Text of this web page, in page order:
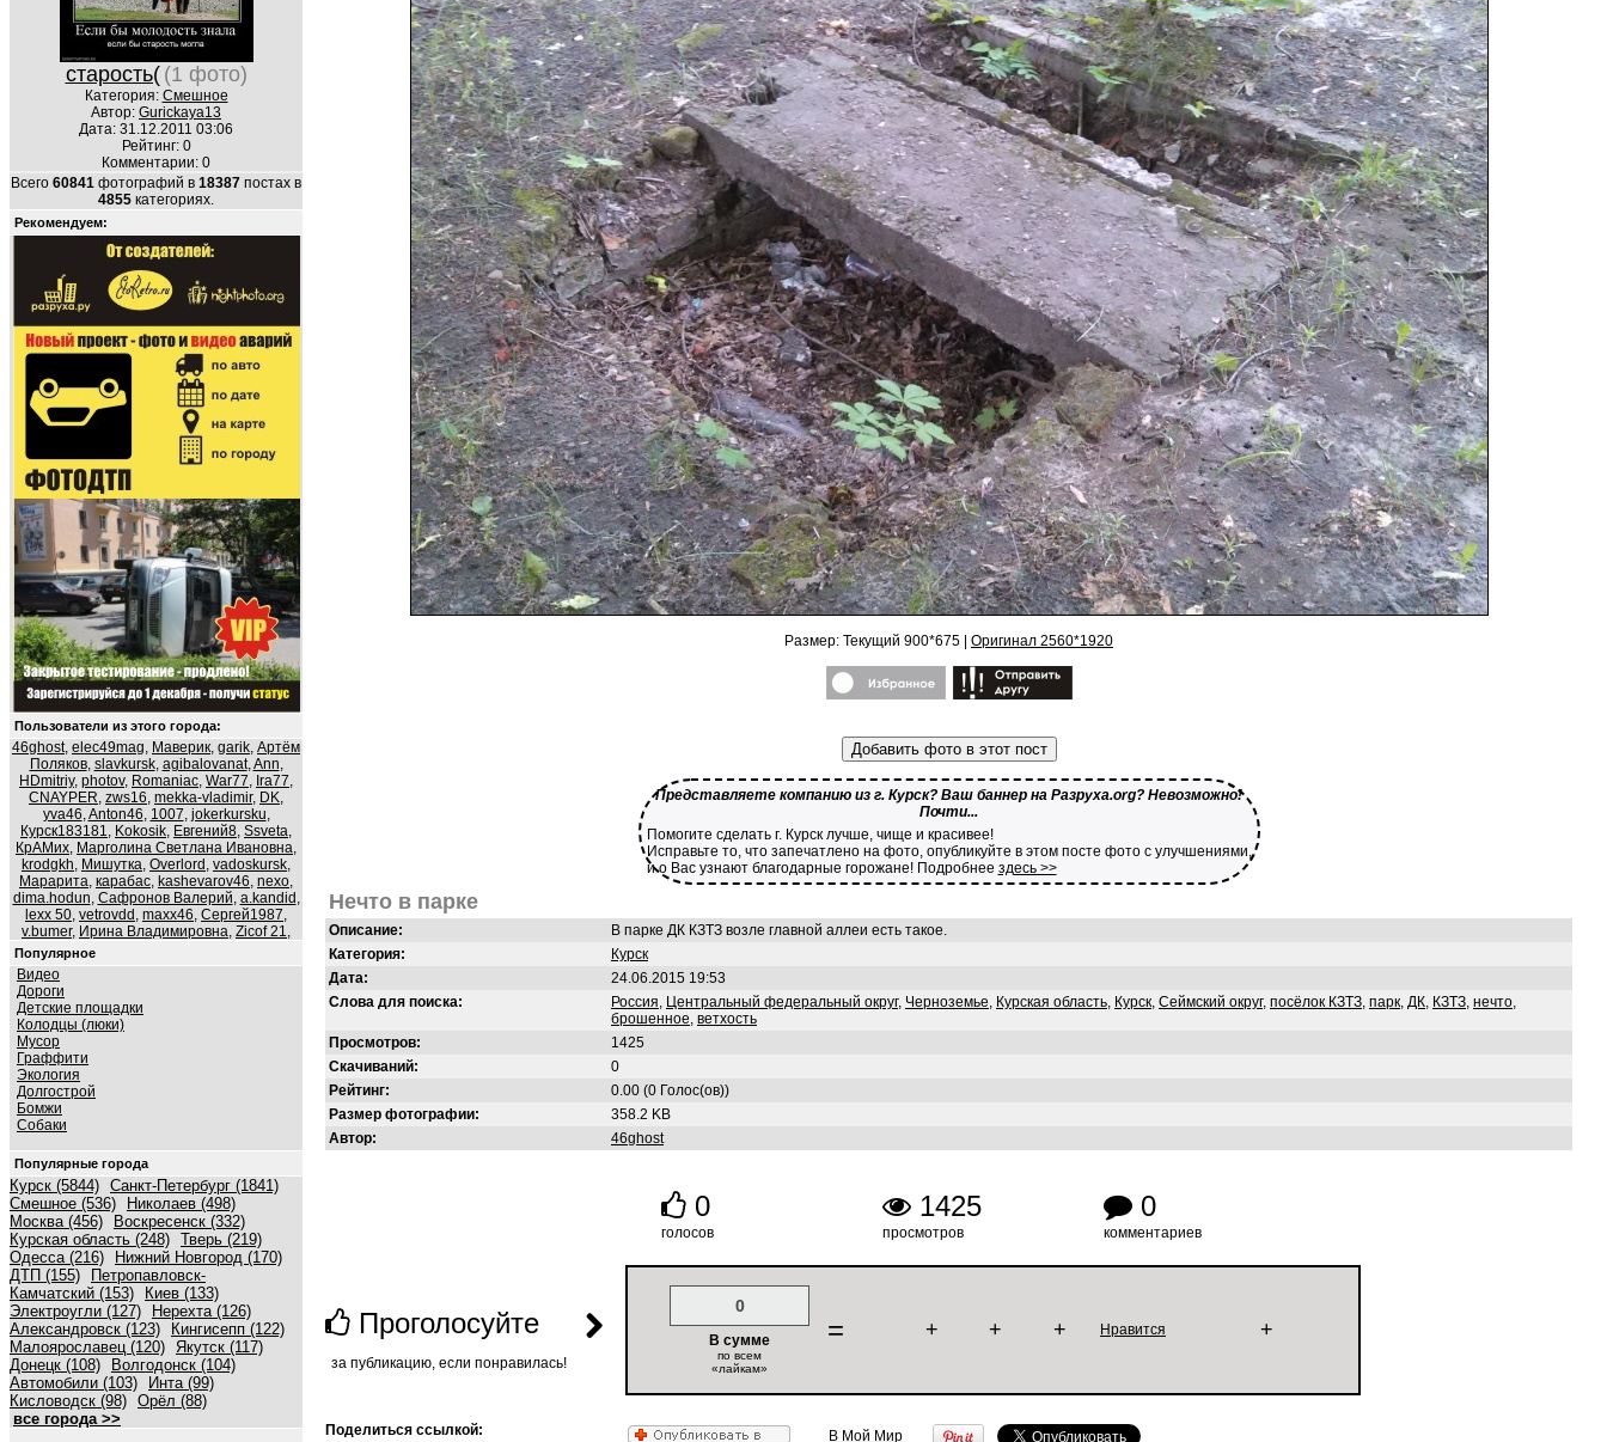
старость( (1 фото)
Категория: Смешное
Автор: Gurickaya13
Дата: 31.12.2011 03:06
Рейтинг: 0
Комментарии: 0
Всего 60841 фотографий в 18387 постах в
4855 категориях.
Рекомендуем:
Пользователи из этого города:
46ghost, elec49mag, Маверик, garik, Артём
Поляков, slavkursk, agibalovanat,Ann,
HDmitriy, photov, Romaniac, War77, Ira77,
CNAYPER, zws16, mekka-vladimir, DK,
yva46,Anton46, 1007, jokerkursku,
Курск183181, Kokosik, Евгений8, Ssveta,
КрАМих, Марголина Светлана Ивановна,
krodgkh, Мишутка, Overlord , vadoskursk,
Марарита, карабас, kashevarov46, nexo,
dima.hodun, Сафронов Валерий, a.kandid ,
lexx 50, vetrovdd , maxx46, Сергей1987,
v.bumer, Ирина Владимировна, Zicof 21,
Популярное
Видео
Дороги
Детские площадки
Колодцы (люки)
Мусор
Граффити
Экология
Долгострой
Бомжи
Собаки
Популярные города
Курск (5844) Санкт-Петербург (1841)
Смешное (536)
Николаев (498)
Москва (456)
Воскресенск (332)
Курская область (248) Тверь (219)
Одесса (216)
Нижний Новгород (170)
ДТП (155)
Петропавловск-
Камчатский (153)
Киев (133)
Электроугли (127)
Нерехта (126)
Александровск (123)
Кингисепп (122)
Малоярославец (120) Якутск (117)
Донецк (108)
Волгодонск (104)
Автомобили (103)
Инта (99)
Кисловодск (98) Орёл (88)
все города >>
Размер: Текущий 900*675 | Оригинал 2560*1920
Добавить фото в этот пост
Представляете компанию из г. Курск? Ваш баннер на Разруха.org? Невозможно!
Почти...
Помогите сделать г. Курск лучше, чище и красивее!
Исправьте то, что запечатлено на фото, опубликуйте в этом посте фото с улучшениями,
и о Вас узнают благодарные горожане! Подробнее здесь >>
Нечто в парке
Описание:
В парке ДК КЗТЗ возле главной аллеи есть такое.
Категория:
Курск
Дата:
24.06.2015 19:53
Слова для поиска:
Россия, Центральный федеральный округ, Черноземье, Курская область, Курск, Сеймский округ, посёлок КЗТЗ, парк, ДК, КЗТЗ, нечто,
брошенное, ветхость
Просмотров:
1425
Скачиваний:
0
Рейтинг:
0.00 (0 Голос(ов))
Размер фотографии:
358.2 KB
Автор:
46ghost
Проголосуйте
за публикацию, если понравилась!
0
голосов
1425
просмотров
0
комментариев
0
В сумме
по всем
«лайкам»
= + + + Нравится +
Поделиться ссылкой: В Мой Мир